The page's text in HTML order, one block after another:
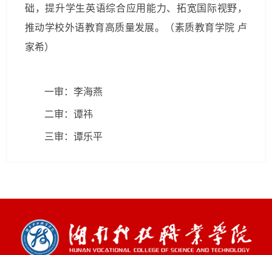
础，提升学生英语综合应用能力、拓宽国际视野，
推动学校外语教育高质量发展。（素质教育学院 卢
家希）
一审：李海燕
二审：谭祎
三审：谭乐平